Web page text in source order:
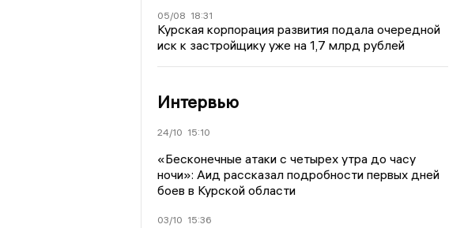
05/08 18:31
Курская корпорация развития подала очередной
иск к застройщику уже на 1,7 млрд рублей
Интервью
24/10 15:10
«Бесконечные атаки с четырех утра до часу
ночи»: Аид рассказал подробности первых дней
боев в Курской области
03/10 15:36